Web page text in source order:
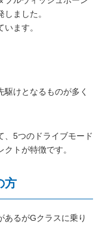
ました。
ます。
けとなるものが多く
、5つのドライブモード
トが特徴です。
方
あるがGクラスに乗り